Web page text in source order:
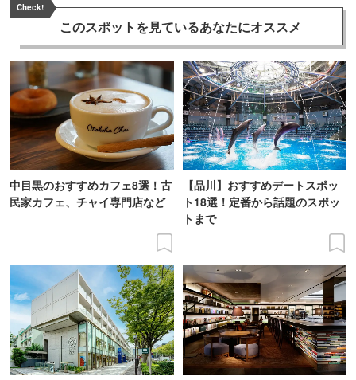
Check!
このスポットを見ているあなたにオススメ
中目黒のおすすめカフェ8選！古
民家カフェ、チャイ専門店など
【品川】おすすめデートスポッ
ト18選！定番から話題のスポッ
トまで